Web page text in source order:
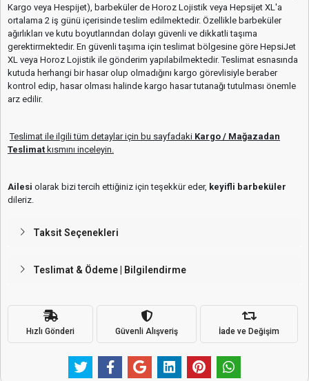
Kargo veya Hespijet), barbeküler de Horoz Lojistik veya Hepsijet XL'a
ortalama 2 iş günü içerisinde teslim edilmektedir. Özellikle barbeküler
ağırlıkları ve kutu boyutlarından dolayı güvenli ve dikkatli taşıma
gerektirmektedir. En güvenli taşıma için teslimat bölgesine göre HepsiJet
XL veya Horoz Lojistik ile gönderim yapılabilmektedir. Teslimat esnasında
kutuda herhangi bir hasar olup olmadığını kargo görevlisiyle beraber
kontrol edip, hasar olması halinde kargo hasar tutanağı tutulması önemle
arz edilir.
Teslimat ile ilgili tüm detaylar için bu sayfadaki Kargo / Mağazadan
Teslimat kısmını inceleyin.
Ailesi olarak bizi tercih ettiğiniz için teşekkür eder, keyifli barbeküler
dileriz.
Taksit Seçenekleri
Teslimat & Ödeme | Bilgilendirme
Hızlı Gönderi Güvenli Alışveriş İade ve Değişim